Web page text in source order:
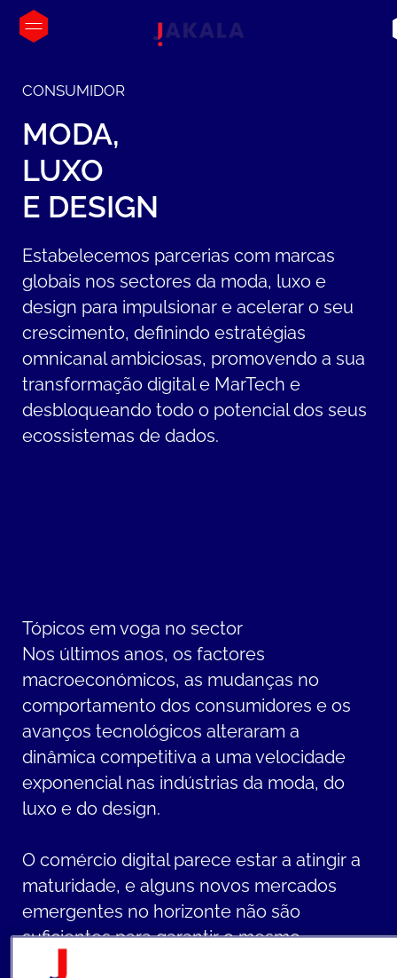
CONSUMIDOR
MODA,
LUXO
E DESIGN
Estabelecemos parcerias com marcas
globais nos sectores da moda, luxo e
design para impulsionar e acelerar o seu
crescimento, definindo estratégias
omnicanal ambiciosas, promovendo a sua
transformação digital e MarTech e
desbloqueando todo o potencial dos seus
ecossistemas de dados.
Tópicos em voga no sector
Nos últimos anos, os factores
macroeconómicos, as mudanças no
comportamento dos consumidores e os
avanços tecnológicos alteraram a
dinâmica competitiva a uma velocidade
exponencial nas indústrias da moda, do
luxo e do design.
O comércio digital parece estar a atingir a
maturidade, e alguns novos mercados
emergentes no horizonte não são
suficientes para garantir o mesmo